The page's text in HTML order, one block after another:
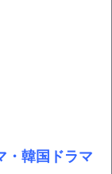
・韓国ドラマ